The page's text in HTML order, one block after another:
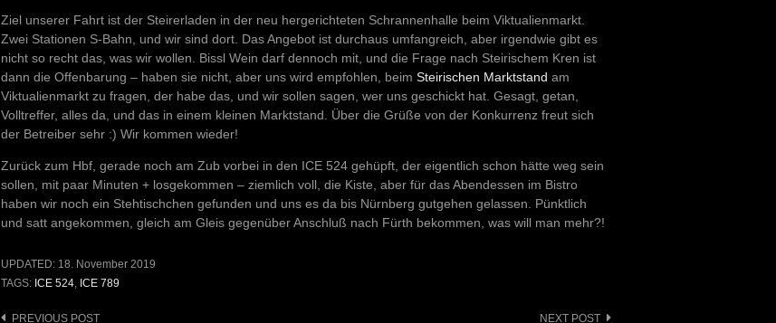
Ziel unserer Fahrt ist der Steirerladen in der neu hergerichteten Schrannenhalle beim Viktualienmarkt.
Zwei Stationen S-Bahn, und wir sind dort. Das Angebot ist durchaus umfangreich, aber irgendwie gibt es
nicht so recht das, was wir wollen. Bissl Wein darf dennoch mit, und die Frage nach Steirischem Kren ist
dann die Offenbarung – haben sie nicht, aber uns wird empfohlen, beim Steirischen Marktstand am
Viktualienmarkt zu fragen, der habe das, und wir sollen sagen, wer uns geschickt hat. Gesagt, getan,
Volltreffer, alles da, und das in einem kleinen Marktstand. Über die Grüße von der Konkurrenz freut sich
der Betreiber sehr :) Wir kommen wieder!
Zurück zum Hbf, gerade noch am Zub vorbei in den ICE 524 gehüpft, der eigentlich schon hätte weg sein
sollen, mit paar Minuten + losgekommen – ziemlich voll, die Kiste, aber für das Abendessen im Bistro
haben wir noch ein Stehtischchen gefunden und uns es da bis Nürnberg gutgehen gelassen. Pünktlich
und satt angekommen, gleich am Gleis gegenüber Anschluß nach Fürth bekommen, was will man mehr?!
UPDATED: 18. November 2019
TAGS: ICE 524 ICE 789
PREVIOUS POST NEXT POST